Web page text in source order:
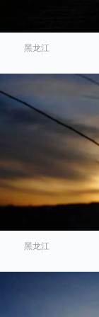
黑龙江
黑龙江